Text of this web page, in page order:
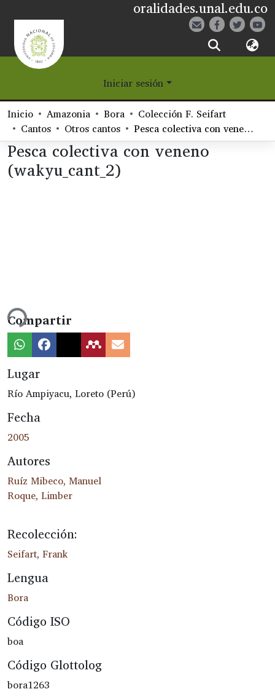
oralidades.unal.edu.co
¿Qué es Eetane?
Comunidades
Navegar
Estadísticas
Iniciar sesión
Inicio
Amazonia Bora
Colección F. Seifart
Cantos
Otros cantos Pesca colectiva con veneno (wakyu_cant_2)
Pesca colectiva con veneno
(wakyu_cant_2)
Cargando...
Compartir
Lugar
Río Ampiyacu, Loreto (Perú)
Fecha
2005
Autores
Ruíz Mibeco, Manuel
Roque, Limber
Recolección:
Seifart, Frank
Lengua
Bora
Código ISO
boa
Código Glottolog
bora1263